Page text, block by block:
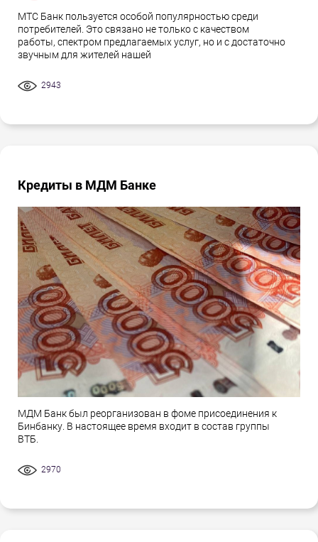
МТС Банк пользуется особой популярностью среди
потребителей. Это связано не только с качеством
работы, спектром предлагаемых услуг, но и с достаточно
звучным для жителей нашей
2943
Кредиты в МДМ Банке
МДМ Банк был реорганизован в фоме присоединения к
Бинбанку. В настоящее время входит в состав группы
ВТБ.
2970